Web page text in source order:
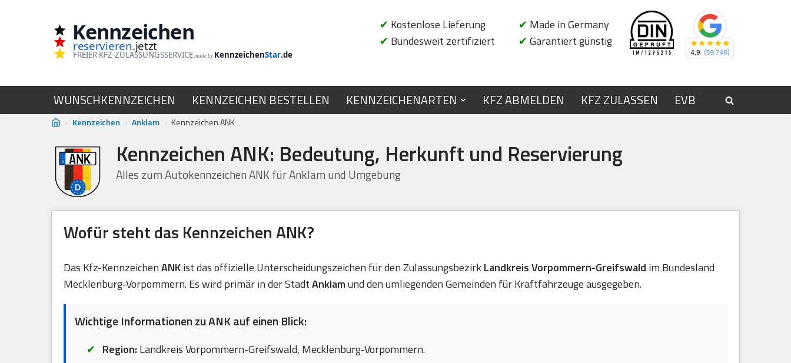
Kennzeichen
reservieren.jetzt
FREIER KFZ-ZULASSUNGSSERVICE made by KennzeichenStar.de
✔ Kostenlose Lieferung
✔ Bundesweit zertifiziert
✔ Made in Germany
✔ Garantiert günstig
WUNSCHKENNZEICHEN KENNZEICHEN BESTELLEN KENNZEICHENARTEN KFZ ABMELDEN KFZ ZULASSEN EVB
› Kennzeichen › Anklam › Kennzeichen ANK
Kennzeichen ANK: Bedeutung, Herkunft und Reservierung
Alles zum Autokennzeichen ANK für Anklam und Umgebung
Wofür steht das Kennzeichen ANK?
Das Kfz-KennzeichenANKist das offizielle Unterscheidungszeichen für den ZulassungsbezirkLandkreis Vorpommern-Greifswald im Bundesland
Mecklenburg-Vorpommern. Es wird primär in der StadtAnklamund den umliegenden Gemeinden für Kraftfahrzeuge ausgegeben.
Wichtige Informationen zu ANK auf einen Blick:
Region: Landkreis Vorpommern-Greifswald, Mecklenburg-Vorpommern.